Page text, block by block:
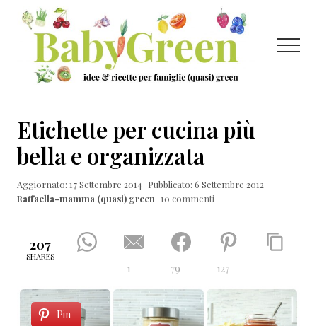
Menu
Passa
contenuto
principale
Passa
laterale
primaria
Passa
ricette
per
famiglie
Menu
Etichette per cucina più
bella e organizzata
Aggiornato: 17 Settembre 2014 Pubblicato: 6 Settembre 2012
Raffaella-mamma (quasi) green 10 commenti
207
SHARES
1 79 127
Pin